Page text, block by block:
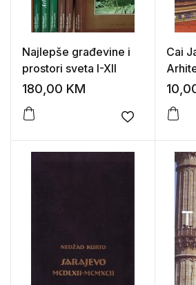
Najlepše građevine i
prostori sveta I-XII
180,00 KM
Add to
Cai